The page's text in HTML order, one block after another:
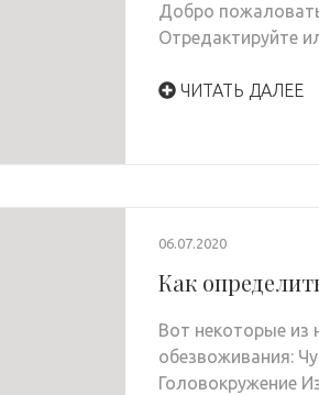
Добро
Отредактируйте
ЧИТАТЬ ДАЛЕЕ
06.07.2020
Как
Вот некоторые из
обезвоживания:
Головокружение